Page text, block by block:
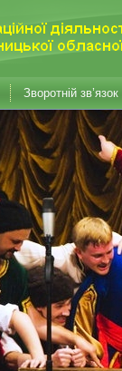
Зворотній зв’язок